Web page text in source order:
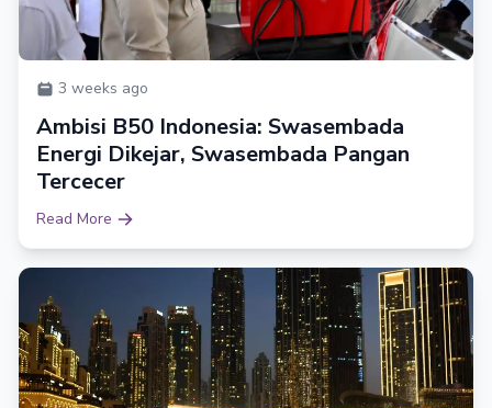
3 weeks ago
Ambisi B50 Indonesia: Swasembada
Energi Dikejar, Swasembada Pangan
Tercecer
Read More